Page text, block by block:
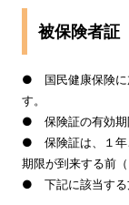
被保険者証
● 国民健康保険に
す。
● 保険証の有効期
● 保険証は、１年
期限が到来する前
● 下記に該当する